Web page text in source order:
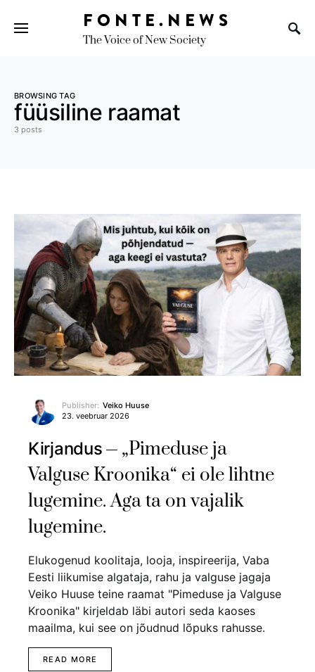
FONTE.NEWS
The Voice of New Society
BROWSING TAG
füüsiline raamat
3 posts
Publisher: Veiko Huuse
23. veebruar 2026
Kirjandus
„Pimeduse ja
Valguse Kroonika“ ei ole lihtne
lugemine. Aga ta on vajalik
lugemine.
Elukogenud koolitaja, looja, inspireerija, Vaba
Eesti liikumise algataja, rahu ja valguse jagaja
Veiko Huuse teine raamat "Pimeduse ja Valguse
Kroonika" kirjeldab läbi autori seda kaoses
maailma, kui see on jõudnud lõpuks rahusse.
READ MORE